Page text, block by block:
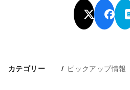
カテゴリー ピックアップ情報